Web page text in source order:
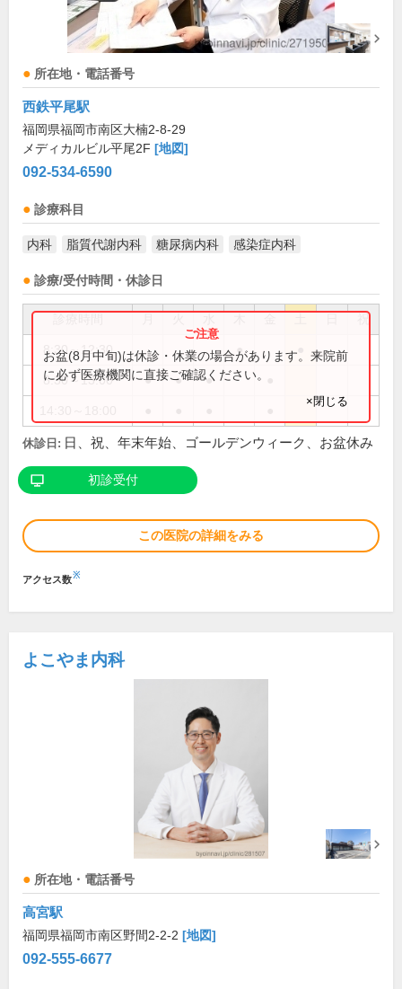
所在地・電話番号
西鉄平尾駅
福岡県福岡市南区大楠2-8-29
メディカルビル平尾2F [地図]
092-534-6590
診療科目
内科 脂質代謝内科 糖尿病内科 感染症内科
診療/受付時間・休診日
祝
8:30～12:30 ●
8:30～13:00 ● ● ●
お盆(8月中旬)は休診・休業の場合があります。来院前
に必ず医療機関に直接ご確認ください。
×閉じる
休診日: 日、祝、年末年始、ゴールデンウィーク、お盆休み
初診受付
この医院の詳細をみる
アクセス数※
よこやま内科
所在地・電話番号
高宮駅
福岡県福岡市南区野間2-2-2 [地図]
092-555-6677